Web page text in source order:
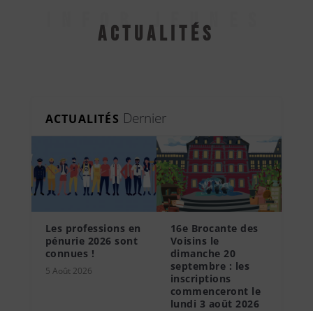
INFOR JEUNES
Actualités
ACTUALITÉS Dernier
Les professions en
pénurie 2026 sont
connues !
5 Août 2026
16e Brocante des
Voisins le
dimanche 20
septembre : les
inscriptions
commenceront le
lundi 3 août 2026